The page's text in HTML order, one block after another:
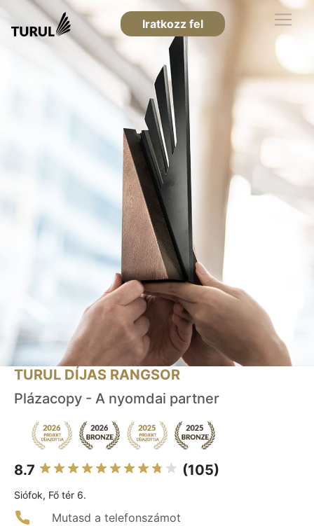
Iratkozz fel
TURUL DÍJAS RANGSOR
Plázacopy - A nyomdai partner
8.7 (105)
Siófok, Fő tér 6.
Mutasd a telefonszámot